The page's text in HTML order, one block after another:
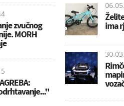
zvučnog
MORH
ima